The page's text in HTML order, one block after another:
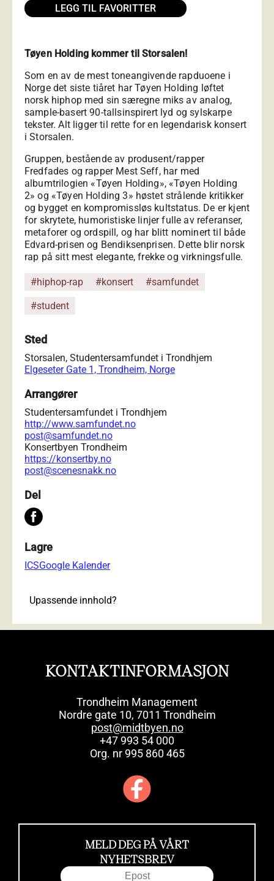
LEGG TIL FAVORITTER
Tøyen Holding kommer til Storsalen!
Som en av de mest toneangivende rapduoene i
Norge det siste tiåret har Tøyen Holding løftet
norsk hiphop med sin særegne miks av analog,
sample-basert 90-tallsinspirert lyd og sylskarpe
tekster. Alt ligger til rette for en legendarisk konsert
i Storsalen.
Gruppen, bestående av produsent/rapper
Fredfades og rapper Mest Seff, har med
albumtrilogien «Tøyen Holding», «Tøyen Holding
2» og «Tøyen Holding 3» høstet strålende kritikker
og bygget en kompromissløs kultstatus. De er kjent
for skrytete, humoristiske linjer fulle av referanser,
metaforer og ordspill, og har blitt nominert til både
Edvard-prisen og Bendiksenprisen. Dette blir norsk
rap på sitt mest elegante, frekke og virkningsfulle.
#hiphop-rap #konsert #samfundet
#student
Sted
Storsalen, Studentersamfundet i Trondhjem
Elgeseter Gate 1, Trondheim, Norge
Arrangører
Studentersamfundet i Trondhjem
http://www.samfundet.no
post@samfundet.no
Konsertbyen Trondheim
https://konsertby.no
post@scenesnakk.no
Del
Lagre
ICSGoogle Kalender
Upassende innhold?
KONTAKTINFORMASJON
Trondheim Management
Nordre gate 10, 7011 Trondheim
post@midtbyen.no
+47 993 54 000
Org. nr 995 860 465
MELD DEG PÅ VÅRT
NYHETSBREV